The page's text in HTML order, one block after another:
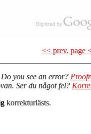
<< prev. page
you see an error?
Ser du något fel?
korrekturlästs.